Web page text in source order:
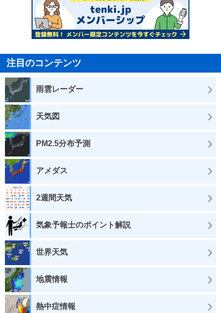
注目のコンテンツ
雨雲レーダー
天気図
PM2.5分布予測
アメダス
2週間天気
気象予報士のポイント解説
世界天気
地震情報
熱中症情報